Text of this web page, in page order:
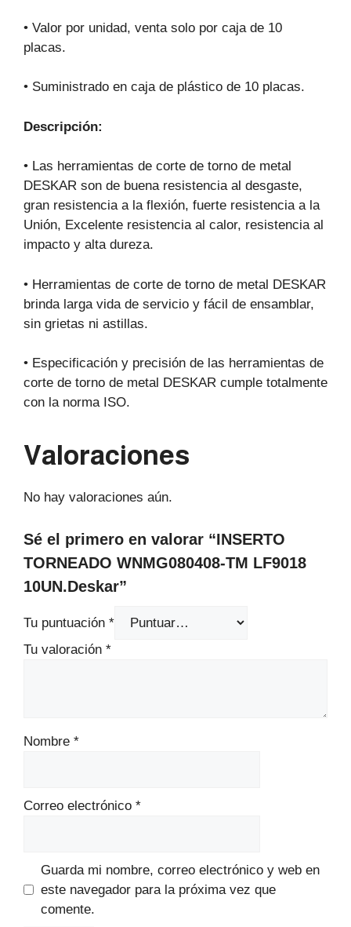
• Valor por unidad, venta solo por caja de 10
placas.
• Suministrado en caja de plástico de 10 placas.
Descripción:
• Las herramientas de corte de torno de metal
DESKAR son de buena resistencia al desgaste,
gran resistencia a la flexión, fuerte resistencia a la
Unión, Excelente resistencia al calor, resistencia al
impacto y alta dureza.
• Herramientas de corte de torno de metal DESKAR
brinda larga vida de servicio y fácil de ensamblar,
sin grietas ni astillas.
• Especificación y precisión de las herramientas de
corte de torno de metal DESKAR cumple totalmente
con la norma ISO.
Valoraciones
No hay valoraciones aún.
Sé el primero en valorar “INSERTO
TORNEADO WNMG080408-TM LF9018
10UN.Deskar”
Tu puntuación *
Tu valoración *
Nombre *
Correo electrónico *
Guarda mi nombre, correo electrónico y web en
este navegador para la próxima vez que
comente.